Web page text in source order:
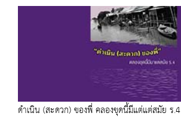
ดำเนิน (สะดวก) ของพี่ คลองขุดนี้มีแต่แต่สมัย ร.4